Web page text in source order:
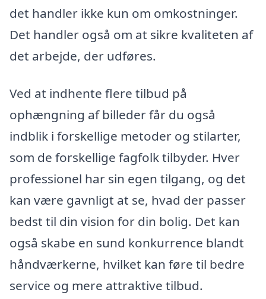
det handler ikke kun om omkostninger.
Det handler også om at sikre kvaliteten af
det arbejde, der udføres.
Ved at indhente flere tilbud på
ophængning af billeder får du også
indblik i forskellige metoder og stilarter,
som de forskellige fagfolk tilbyder. Hver
professionel har sin egen tilgang, og det
kan være gavnligt at se, hvad der passer
bedst til din vision for din bolig. Det kan
også skabe en sund konkurrence blandt
håndværkerne, hvilket kan føre til bedre
service og mere attraktive tilbud.